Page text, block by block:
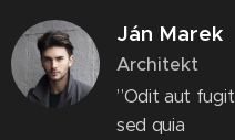
Ján Marek
Architekt
”Odit aut fugit
sed quia